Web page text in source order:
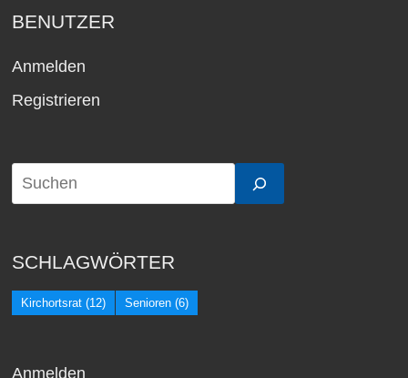
BENUTZER
Anmelden
Registrieren
SCHLAGWÖRTER
Kirchortsrat (12) Senioren (6)
Anmelden